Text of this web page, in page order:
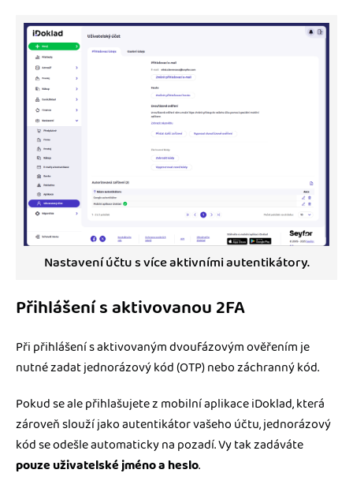
Nastavení účtu s více aktivními autentikátory.
Přihlášení s aktivovanou 2FA
Při přihlášení s aktivovaným dvoufázovým ověřením je
nutné zadat jednorázový kód (OTP) nebo záchranný kód.
Pokud se ale přihlašujete z mobilní aplikace iDoklad, která
zároveň slouží jako autentikátor vašeho účtu, jednorázový
kód se odešle automaticky na pozadí. Vy tak zadáváte
pouze uživatelské jméno a heslo.